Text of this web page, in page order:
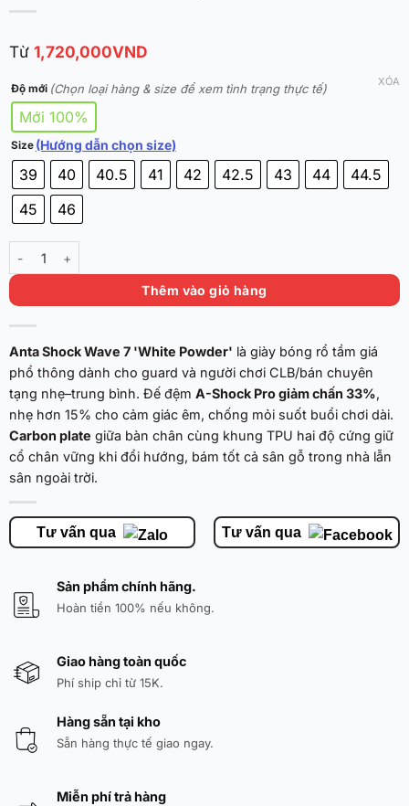
Từ 1,720,000VND
Độ mới (Chọn loại hàng & size để xem tình trạng thực tế)
Mới 100%
Size (Hướng dẫn chọn size)
39 40 40.5 41 42 42.5 43 44
44.5
45
46
XÓA
Anta Shock Wave 7 'White Powder' A-Shock Pro 112611606U-1
Thêm vào giỏ hàng
Anta Shock Wave 7 'White Powder' là giày bóng rổ tầm giá
phổ thông dành cho guard và người chơi CLB/bán chuyên
tạng nhẹ–trung bình. Đế đệm A-Shock Pro giảm chấn 33%,
nhẹ hơn 15% cho cảm giác êm, chống mỏi suốt buổi chơi dài.
Carbon plate giữa bàn chân cùng khung TPU hai độ cứng giữ
cổ chân vững khi đổi hướng, bám tốt cả sân gỗ trong nhà lẫn
sân ngoài trời.
Tư vấn qua Tư vấn qua
Sản phẩm chính hãng.
Hoàn tiền 100% nếu không.
Giao hàng toàn quốc
Phí ship chỉ từ 15K.
Hàng sẵn tại kho
Sẵn hàng thực tế giao ngay.
Miễn phí trả hàng